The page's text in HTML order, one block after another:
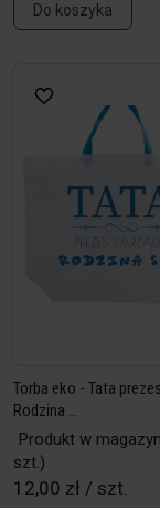
Do koszyka
Torba eko - Tata
Rodzina ...
Produkt w
szt.)
12,00 zł / szt.